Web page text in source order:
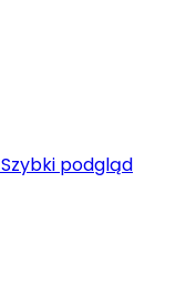
Szybki podgląd